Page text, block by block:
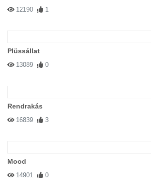
12190 1
Plüssállat
13089 0
Rendrakás
16839 3
Mood
14901 0